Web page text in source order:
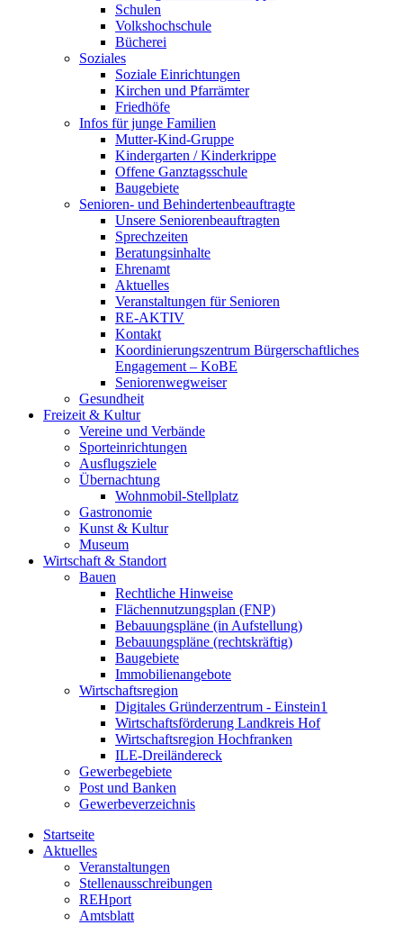
Schulen
Volkshochschule
Bücherei
Soziales
Soziale Einrichtungen
Kirchen und Pfarrämter
Friedhöfe
Infos für junge Familien
Mutter-Kind-Gruppe
Kindergarten / Kinderkrippe
Offene Ganztagsschule
Baugebiete
Senioren- und Behindertenbeauftragte
Unsere Seniorenbeauftragten
Sprechzeiten
Beratungsinhalte
Ehrenamt
Aktuelles
Veranstaltungen für Senioren
RE-AKTIV
Kontakt
Koordinierungszentrum Bürgerschaftliches
Engagement – KoBE
Seniorenwegweiser
Gesundheit
Freizeit & Kultur
Vereine und Verbände
Sporteinrichtungen
Ausflugsziele
Übernachtung
Wohnmobil-Stellplatz
Gastronomie
Kunst & Kultur
Museum
Wirtschaft & Standort
Bauen
Rechtliche Hinweise
Flächennutzungsplan (FNP)
Bebauungspläne (in Aufstellung)
Bebauungspläne (rechtskräftig)
Baugebiete
Immobilienangebote
Wirtschaftsregion
Digitales Gründerzentrum - Einstein1
Wirtschaftsförderung Landkreis Hof
Wirtschaftsregion Hochfranken
ILE-Dreiländereck
Gewerbegebiete
Post und Banken
Gewerbeverzeichnis
Startseite
Aktuelles
Veranstaltungen
Stellenausschreibungen
REHport
Amtsblatt